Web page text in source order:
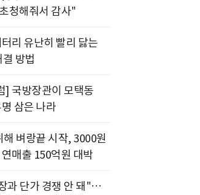
청해줘서 감사"
리 유난히 빨리 닳는
방법
] 국방장관이 모택동
삼은 나라
해 벼랑끝 시작, 3000원
매출 150억원 대박
과 단가 경쟁 안 돼"…